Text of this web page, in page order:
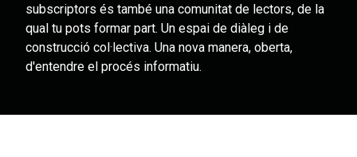
subscriptors és també una comunitat de lectors, de la
qual tu pots formar part. Un espai de diàleg i de
construcció col·lectiva. Una nova manera, oberta,
d'entendre el procés informatiu.